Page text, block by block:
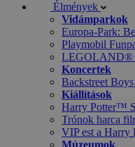
Élmények
Vidámparkok
Europa-Park:
Playmobil
LEGOLAND®
Koncertek
Backstreet
Kiállítások
Harry Potter™
Trónok harca
VIP est a Harry